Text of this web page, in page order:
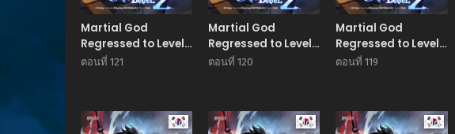
Martial God
Regressed to Level
2
ตอนที่ 121
Martial God
Regressed to Level
2
ตอนที่ 120
Martial God
Regressed to Level
2
ตอนที่ 119
Manhwa Manhwa